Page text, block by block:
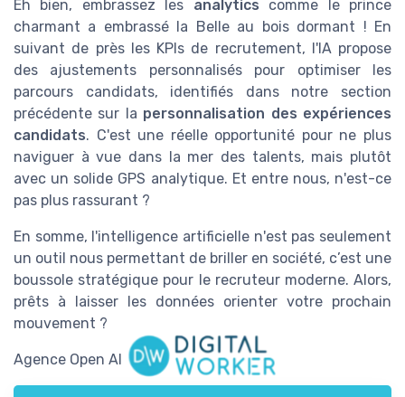
Eh bien, embrassez les analytics comme le prince
charmant a embrassé la Belle au bois dormant ! En
suivant de près les KPIs de recrutement, l'IA propose
des ajustements personnalisés pour optimiser les
parcours candidats, identifiés dans notre section
précédente sur la personnalisation des expériences
candidats. C'est une réelle opportunité pour ne plus
naviguer à vue dans la mer des talents, mais plutôt
avec un solide GPS analytique. Et entre nous, n'est-ce
pas plus rassurant ?
En somme, l'intelligence artificielle n'est pas seulement
un outil nous permettant de briller en société, c’est une
boussole stratégique pour le recruteur moderne. Alors,
prêts à laisser les données orienter votre prochain
mouvement ?
Agence Open AI